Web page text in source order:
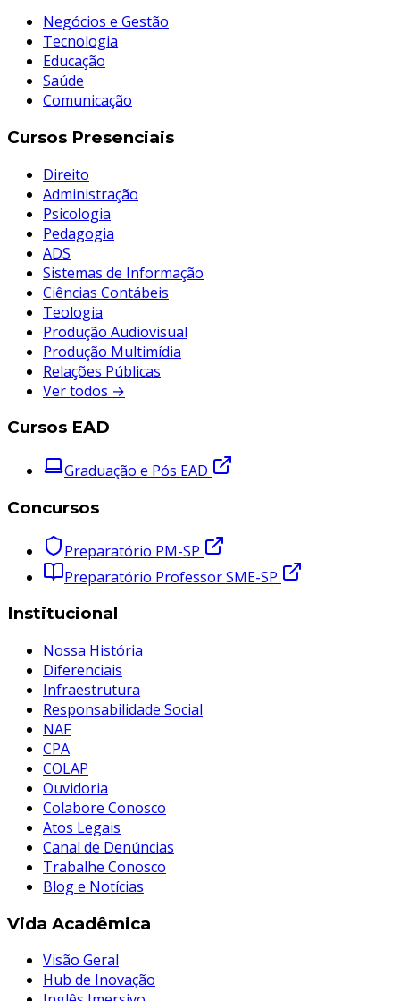
Negócios e Gestão
Tecnologia
Educação
Saúde
Comunicação
Cursos Presenciais
Direito
Administração
Psicologia
Pedagogia
ADS
Sistemas de Informação
Ciências Contábeis
Teologia
Produção Audiovisual
Produção Multimídia
Relações Públicas
Ver todos →
Cursos EAD
Graduação e Pós EAD
Concursos
Preparatório PM-SP
Preparatório Professor SME-SP
Institucional
Nossa História
Diferenciais
Infraestrutura
Responsabilidade Social
NAF
CPA
COLAP
Ouvidoria
Colabore Conosco
Atos Legais
Canal de Denúncias
Trabalhe Conosco
Blog e Notícias
Vida Acadêmica
Visão Geral
Hub de Inovação